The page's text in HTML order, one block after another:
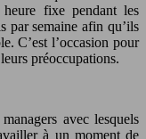
fixe pendant les
par semaine afin qu’ils
C’est l’occasion pour
préoccupations.
avec lesquels
à un moment de